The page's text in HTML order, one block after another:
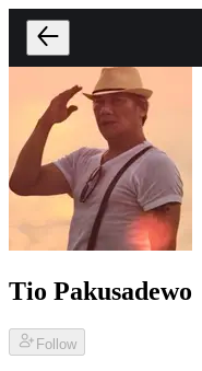
Tio Pakusadewo
Follow